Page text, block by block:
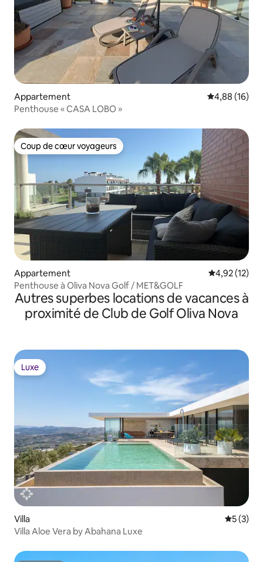
Appartement Évaluation
4,88 (16)
Penthouse « CASA LOBO »
Coup de cœur voyageurs
Coup de cœur voyageurs
Appartement Évaluation
4,92 (12)
Penthouse à Oliva Nova Golf / MET&GOLF
Autres superbes locations de vacances à
proximité de Club de Golf Oliva Nova
Luxe
Luxe
Villa
5 (3)
Villa Aloe Vera by Abahana Luxe